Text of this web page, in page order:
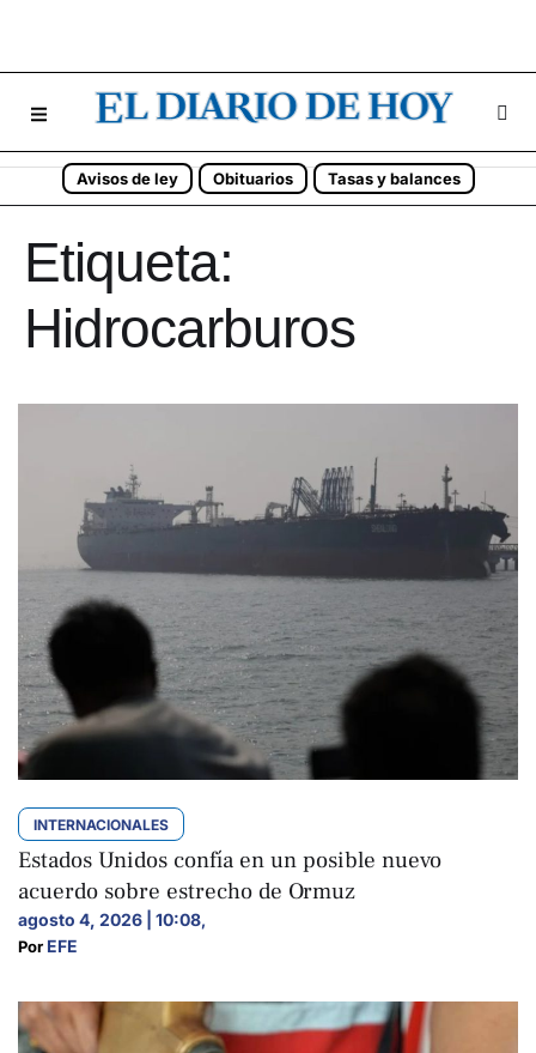
Avisos de ley Obituarios Tasas y balances
Etiqueta:
Hidrocarburos
INTERNACIONALES
Estados Unidos confía en un posible nuevo
acuerdo sobre estrecho de Ormuz
agosto 4, 2026 | 10:08,
Por EFE